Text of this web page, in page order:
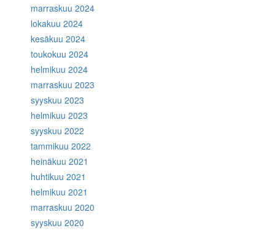
marraskuu 2024
lokakuu 2024
kesäkuu 2024
toukokuu 2024
helmikuu 2024
marraskuu 2023
syyskuu 2023
helmikuu 2023
syyskuu 2022
tammikuu 2022
heinäkuu 2021
huhtikuu 2021
helmikuu 2021
marraskuu 2020
syyskuu 2020